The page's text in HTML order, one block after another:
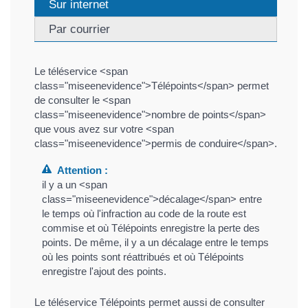
Sur internet
Par courrier
Le téléservice <span
class="miseenevidence">Télépoints</span> permet
de consulter le <span
class="miseenevidence">nombre de points</span>
que vous avez sur votre <span
class="miseenevidence">permis de conduire</span>.
Attention :
il y a un <span
class="miseenevidence">décalage</span> entre
le temps où l'infraction au code de la route est
commise et où Télépoints enregistre la perte des
points. De même, il y a un décalage entre le temps
où les points sont réattribués et où Télépoints
enregistre l'ajout des points.
Le téléservice Télépoints permet aussi de consulter